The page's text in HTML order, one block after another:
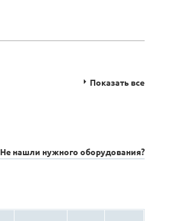
Показать все
Не нашли нужного оборудования?